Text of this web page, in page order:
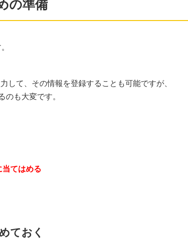
の準備
して、その情報を登録することも可能ですが、
のも大変です。
てはめる
ておく